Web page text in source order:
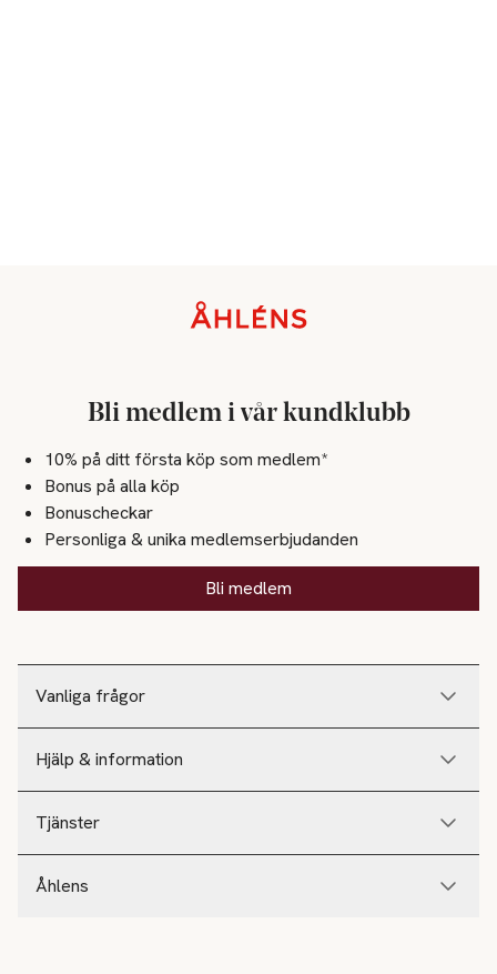
Vanliga frågor
Hjälp & information
Tjänster
Åhlens
Bli medlem i vår kundklubb
10% på ditt första köp som medlem*
Bonus på alla köp
Bonuscheckar
Personliga & unika medlemserbjudanden
Bli medlem